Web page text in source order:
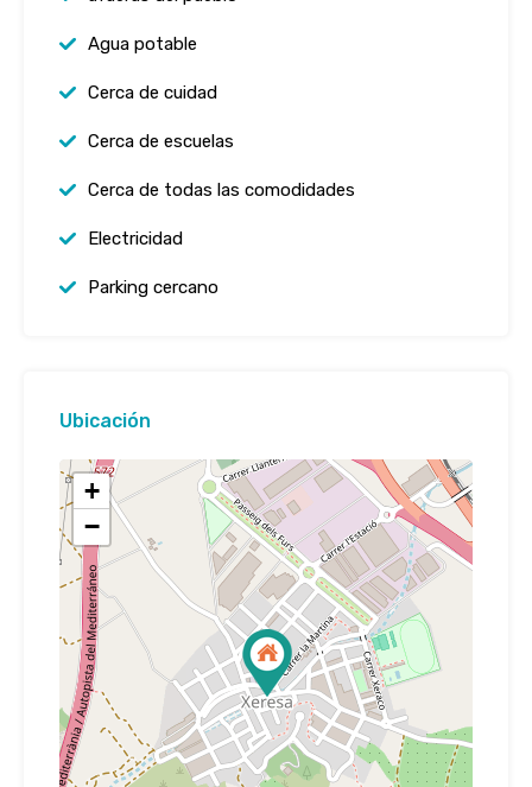
Agua potable
Cerca de cuidad
Cerca de escuelas
Cerca de todas las comodidades
Electricidad
Parking cercano
Ubicación
+
−